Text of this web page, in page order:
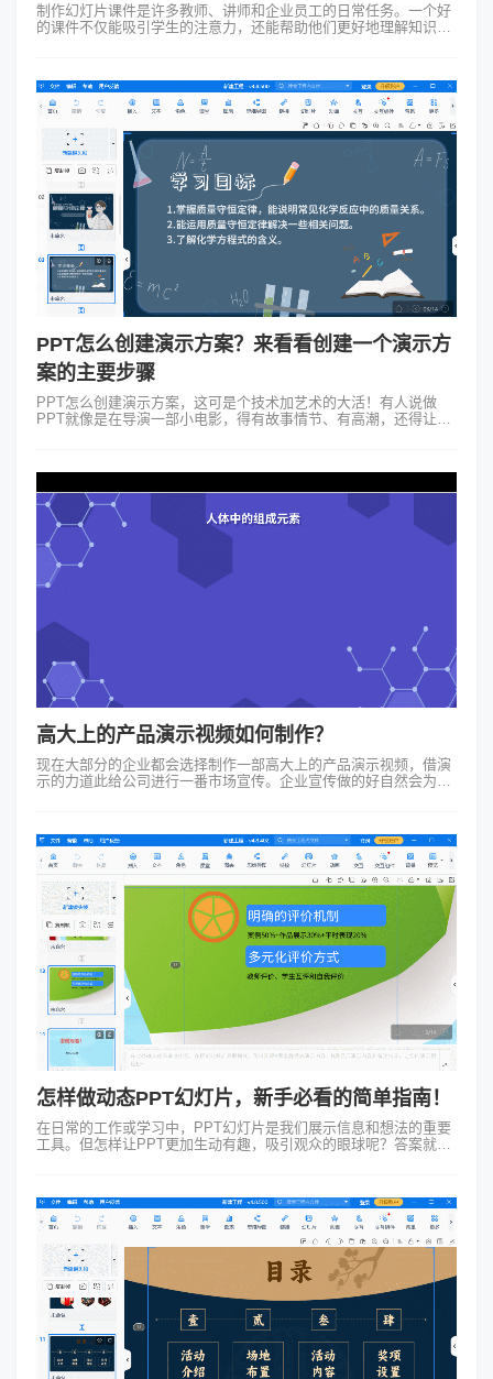
制作幻灯片课件是许多教师、讲师和企业员工的日常任务。一个好
的课件不仅能吸引学生的注意力，还能帮助他们更好地理解知识
PPT怎么创建演示方案？来看看创建一个演示方
案的主要步骤
PPT怎么创建演示方案，这可是个技术加艺术的大活！有人说做
PPT就像是在导演一部小电影，得有故事情节、有高潮，还得让观
高大上的产品演示视频如何制作？
现在大部分的企业都会选择制作一部高大上的产品演示视频，借演
示的力道此给公司进行一番市场宣传。企业宣传做的好自然会为企
怎样做动态PPT幻灯片，新手必看的简单指南！
在日常的工作或学习中，PPT幻灯片是我们展示信息和想法的重要
工具。但怎样让PPT更加生动有趣，吸引观众的眼球呢？答案就是